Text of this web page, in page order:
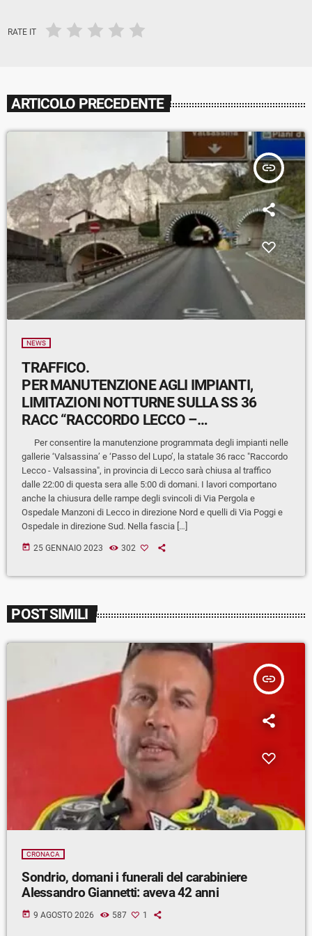
RATE IT
ARTICOLO PRECEDENTE
insert_link
NEWS
TRAFFICO.
PER MANUTENZIONE AGLI IMPIANTI,
LIMITAZIONI NOTTURNE SULLA SS 36
RACC “RACCORDO LECCO –
VALSASSINA”
Per consentire la manutenzione programmata degli impianti nelle
gallerie ‘Valsassina’ e ‘Passo del Lupo’, la statale 36 racc "Raccordo
Lecco - Valsassina", in provincia di Lecco sarà chiusa al traffico
dalle 22:00 di questa sera alle 5:00 di domani. I lavori comportano
anche la chiusura delle rampe degli svincoli di Via Pergola e
Ospedale Manzoni di Lecco in direzione Nord e quelli di Via Poggi e
Ospedale in direzione Sud. Nella fascia […]
today 25 GENNAIO 2023 302
POST SIMILI
insert_link
CRONACA
Sondrio, domani i funerali del carabiniere
Alessandro Giannetti: aveva 42 anni
today 9 AGOSTO 2026 587 1